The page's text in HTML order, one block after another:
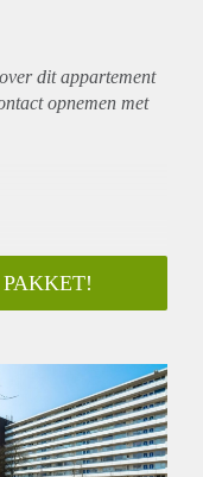
ditappartement
opnemen met
Eigenaar
de Eigenaar